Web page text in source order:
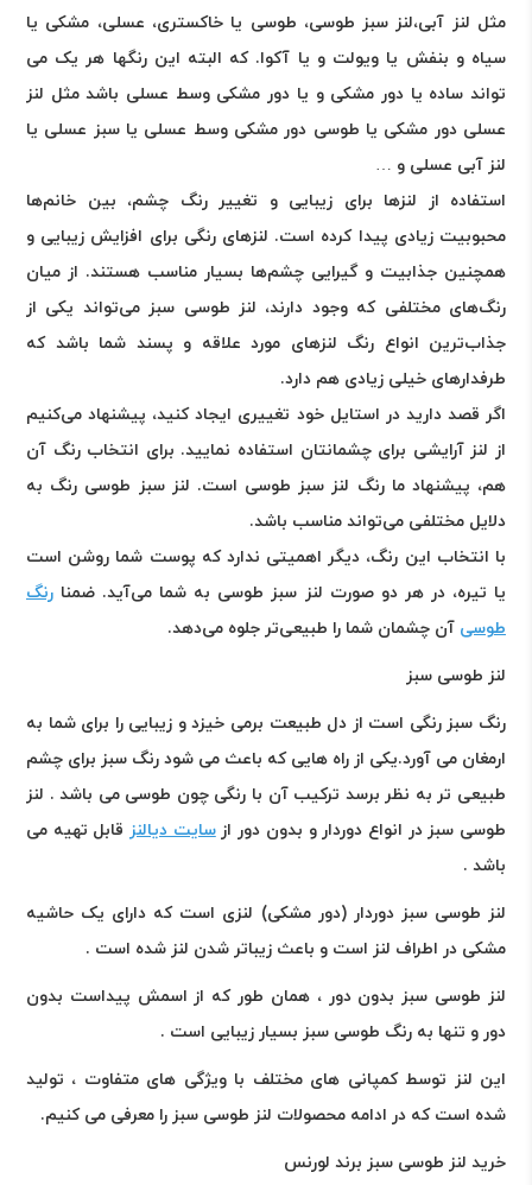
مثل لنز آبی،لنز سبز طوسی، طوسی یا خاکستری، عسلی، مشکی یا
سیاه و بنفش یا ویولت و یا آکوا. که البته این رنگها هر یک می
تواند ساده یا دور مشکی و یا دور مشکی وسط عسلی باشد مثل لنز
عسلی دور مشکی یا طوسی دور مشکی وسط عسلی یا سبز عسلی یا
لنز آبی عسلی و …
استفاده از لنزها برای زیبایی و تغییر رنگ چشم، بین خانم‌ها
محبوبیت زیادی پیدا کرده است. لنزهای رنگی برای افزایش زیبایی و
همچنین جذابیت و گیرایی چشم‌ها بسیار مناسب هستند. از میان
رنگ‌های مختلفی که وجود دارند، لنز طوسی سبز می‌تواند یکی از
جذاب‌ترین انواع رنگ لنزهای مورد علاقه و پسند شما باشد که
طرفدارهای خیلی زیادی هم دارد.
اگر قصد دارید در استایل خود تغییری ایجاد کنید، پیشنهاد می‌کنیم
از لنز آرایشی برای چشمانتان استفاده نمایید. برای انتخاب رنگ آن
هم، پیشنهاد ما رنگ لنز سبز طوسی است. لنز سبز طوسی رنگ به
دلایل مختلفی می‌تواند مناسب باشد.
با انتخاب این رنگ، دیگر اهمیتی ندارد که پوست شما روشن است
یا تیره، در هر دو صورت لنز سبز طوسی به شما می‌آید. ضمنا رنگ
طوسی آن چشمان شما را طبیعی‌تر جلوه می‌دهد.
لنز طوسی سبز
رنگ سبز رنگی است از دل طبیعت برمی خیزد و زیبایی را برای شما به
ارمغان می آورد.یکی از راه هایی که باعث می شود رنگ سبز برای چشم
طبیعی تر به نظر برسد ترکیب آن با رنگی چون طوسی می باشد . لنز
طوسی سبز در انواع دوردار و بدون دور ازسایت دیالنز قابل تهیه می
باشد .
لنز طوسی سبز دوردار (دور مشکی) لنزی است که دارای یک حاشیه
مشکی در اطراف لنز است و باعث زیباتر شدن لنز شده است .
لنز طوسی سبز بدون دور ، همان طور که از اسمش پیداست بدون
دور و تنها به رنگ طوسی سبز بسیار زیبایی است .
این لنز توسط کمپانی های مختلف با ویژگی های متفاوت ، تولید
شده است که در ادامه محصولات لنز طوسی سبز را معرفی می کنیم.
خرید لنز طوسی سبز برند لورنس